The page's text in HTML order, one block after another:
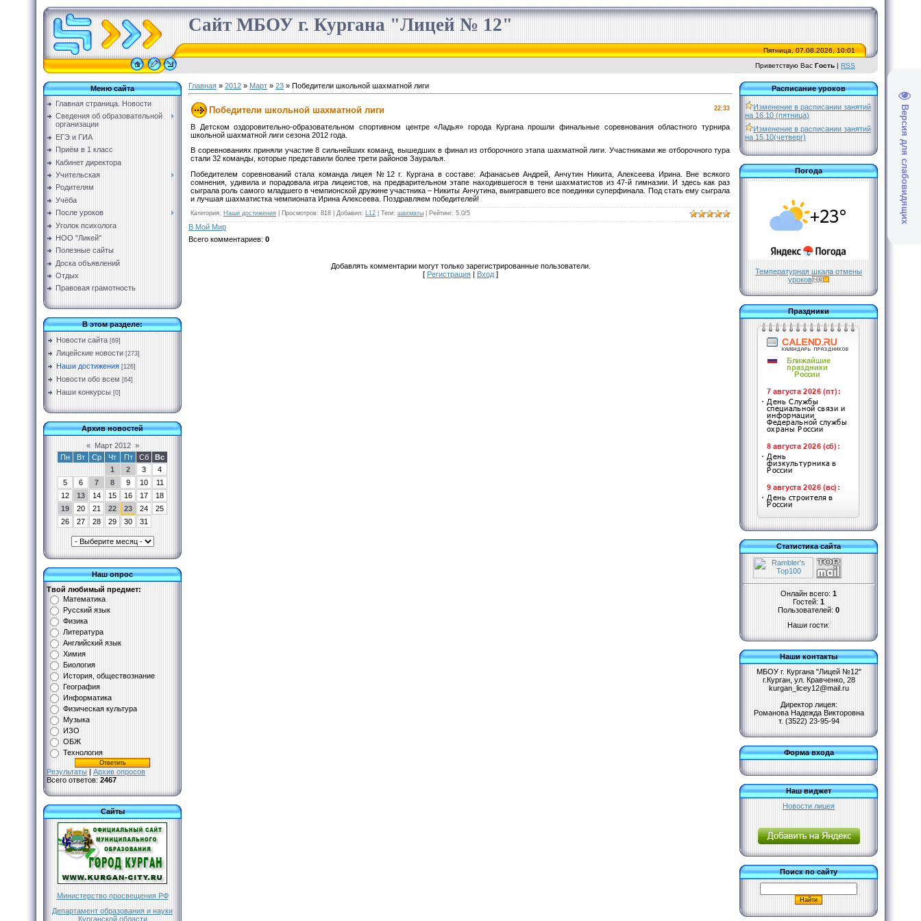
Версия для слабовидящих
Сайт МБОУ г. Кургана "Лицей № 12"
Пятница, 07.08.2026, 10:01
Приветствую Вас Гость | RSS
Меню сайта
Главная страница. Новости
Сведения об образовательной
организации
ЕГЭ и ГИА
Приём в 1 класс
Кабинет директора
Учительская
Родителям
Учёба
После уроков
Уголок психолога
НОО "Ликей"
Полезные сайты
Доска объявлений
Отдых
Правовая грамотность
В этом разделе:
Новости сайта [69]
Лицейские новости [273]
Наши достижения [126]
Новости обо всем [64]
Наши конкурсы [0]
Архив новостей
« Март 2012 »
Пн
Вт Ср Чт Пт Сб
Вс
1
2 3
4
5
6 7 8 9 10
11
12
13 14 15 16 17
18
19
20 21 22 23 24
25
26
27 28 29 30 31
Наш опрос
Твой любимый предмет:
Математика
Русский язык
Физика
Литература
Английский язык
Химия
Биология
История, обществознание
География
Информатика
Физическая культура
Музыка
ИЗО
ОБЖ
Технология
Результаты | Архив опросов
Всего ответов: 2467
Сайты
Министерство просвещения РФ
Департамент образования и науки
Курганской области
Главная » 2012 » Март » 23 » Победители школьной шахматной лиги
22:33
Победители школьной шахматной лиги
В Детском оздоровительно-образовательном спортивном центре «Ладья» города Кургана прошли финальные соревнования областного турнира
школьной шахматной лиги сезона 2012 года.
В соревнованиях приняли участие 8 сильнейших команд, вышедших в финал из отборочного этапа шахматной лиги. Участниками же отборочного тура
стали 32 команды, которые представили более трети районов Зауралья.
Победителем соревнований стала команда лицея №12 г. Кургана в составе: Афанасьев Андрей, Анчутин Никита, Алексеева Ирина. Вне всякого
сомнения, удивила и порадовала игра лицеистов, на предварительном этапе находившегося в тени шахматистов из 47-й гимназии. И здесь как раз
сыграла роль самого младшего в чемпионской дружине участника – Никиты Анчутина, выигравшего все поединки суперфинала. Под стать ему сыграла
и лучшая шахматистка чемпионата Ирина Алексеева. Поздравляем победителей!
Категория: Наши достижения Просмотров: 818 | Добавил: L12 Теги: шахматы Рейтинг: 5.0/5
В Мой Мир
Всего комментариев: 0
Добавлять комментарии могут только зарегистрированные пользователи.
[ Регистрация | Вход ]
Расписание уроков
Изменение в расписании занятий
на 16.10 (пятница)
Изменение в расписании занятий
на 15.10(четверг)
Погода
Температурная шкала отмены
уроков
Праздники
Статистика сайта
Онлайн всего: 1
Гостей: 1
Пользователей: 0
Наши гости:
Наши контакты
МБОУ г. Кургана "Лицей №12"
г.Курган, ул. Кравченко, 28
kurgan_licey12@mail.ru
Директор лицея:
Романова Надежда Викторовна
т. (3522) 23-95-94
Форма входа
Наш виджет
Новости лицея
Поиск по сайту